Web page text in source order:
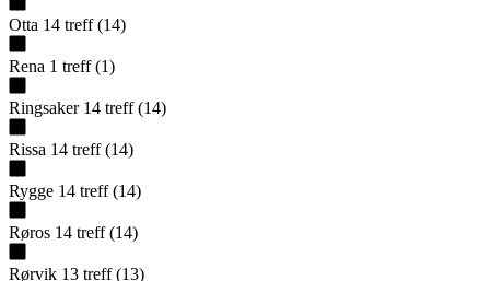
Otta 14 treff (14)
Rena 1 treff (1)
Ringsaker 14 treff (14)
Rissa 14 treff (14)
Rygge 14 treff (14)
Røros 14 treff (14)
Rørvik 13 treff (13)